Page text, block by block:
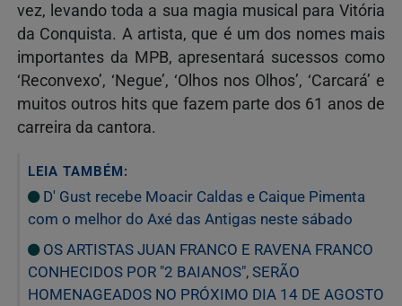
vez, levando toda a sua magia musical para Vitória
da Conquista. A artista, que é um dos nomes mais
importantes da MPB, apresentará sucessos como
‘Reconvexo’, ‘Negue’, ‘Olhos nos Olhos’, ‘Carcará’ e
muitos outros hits que fazem parte dos 61 anos de
carreira da cantora.
LEIA TAMBÉM:
D' Gust recebe Moacir Caldas e Caique Pimenta
com o melhor do Axé das Antigas neste sábado
OS ARTISTAS JUAN FRANCO E RAVENA FRANCO
CONHECIDOS POR "2 BAIANOS", SERÃO
HOMENAGEADOS NO PRÓXIMO DIA 14 DE AGOSTO